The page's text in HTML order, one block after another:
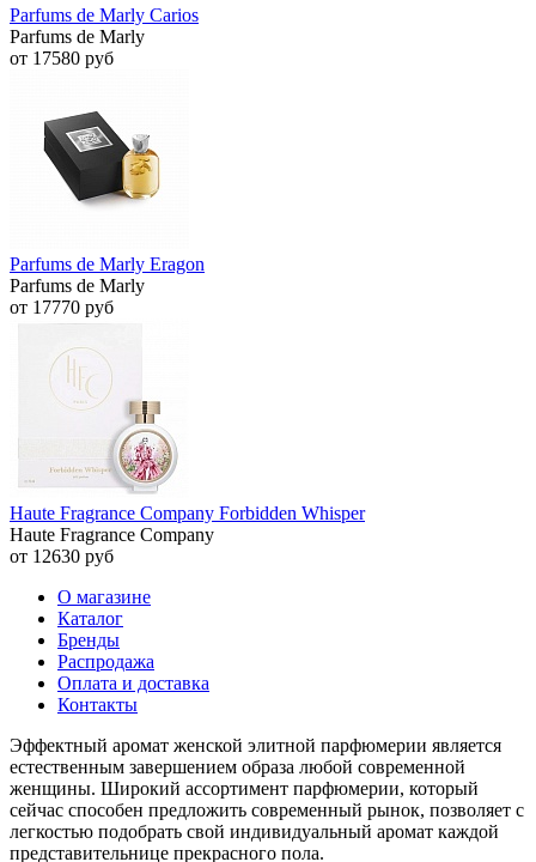
Parfums de Marly Carios
Parfums de Marly
от 17580 руб
Parfums de Marly Eragon
Parfums de Marly
от 17770 руб
Haute Fragrance Company Forbidden Whisper
Haute Fragrance Company
от 12630 руб
О магазине
Каталог
Бренды
Распродажа
Оплата и доставка
Контакты
Эффектный аромат женской элитной парфюмерии является
естественным завершением образа любой современной
женщины. Широкий ассортимент парфюмерии, который
сейчас способен предложить современный рынок, позволяет с
легкостью подобрать свой индивидуальный аромат каждой
представительнице прекрасного пола.